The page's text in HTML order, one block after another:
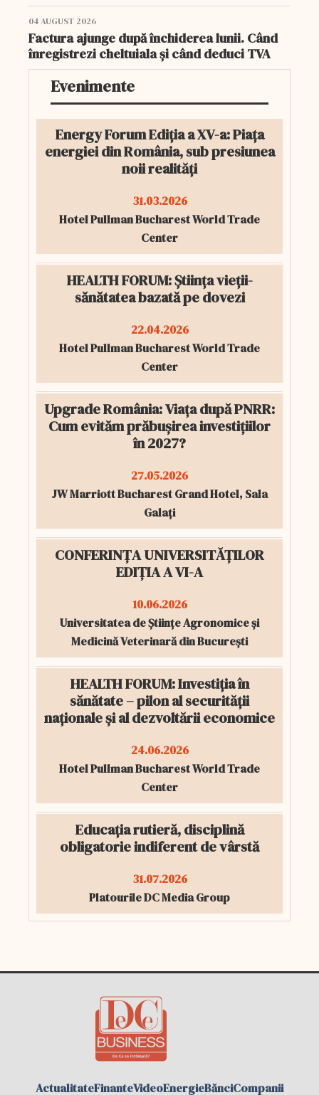
04 AUGUST 2026
Factura ajunge după închiderea lunii. Când
înregistrezi cheltuiala și când deduci TVA
Evenimente
Energy Forum Ediția a XV-a: Piața
energiei din România, sub presiunea
noii realități
31.03.2026
Hotel Pullman Bucharest World Trade
Center
HEALTH FORUM: Știința vieții-
sănătatea bazată pe dovezi
22.04.2026
Hotel Pullman Bucharest World Trade
Center
Upgrade România: Viața după PNRR:
Cum evităm prăbușirea investițiilor
în 2027?
27.05.2026
JW Marriott Bucharest Grand Hotel, Sala
Galați
CONFERINȚA UNIVERSITĂȚILOR
EDIȚIA A VI-A
10.06.2026
Universitatea de Științe Agronomice și
Medicină Veterinară din București
HEALTH FORUM: Investiția în
sănătate – pilon al securității
naționale și al dezvoltării economice
24.06.2026
Hotel Pullman Bucharest World Trade
Center
Educația rutieră, disciplină
obligatorie indiferent de vârstă
31.07.2026
Platourile DC Media Group
ActualitateFinanteVideoEnergieBănciCompanii